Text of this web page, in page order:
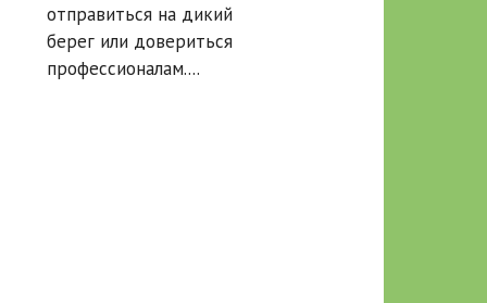
отправиться на дикий
берег или довериться
профессионалам....